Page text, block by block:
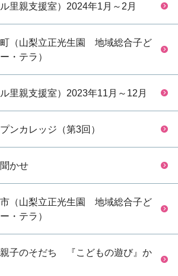
里親支援室）2024年1月～2月
（山梨立正光生園 地域総合子ど
・テラ）
里親支援室）2023年11月～12月
ンカレッジ（第3回）
かせ
（山梨立正光生園 地域総合子ど
・テラ）
子のそだち 『こどもの遊び』か